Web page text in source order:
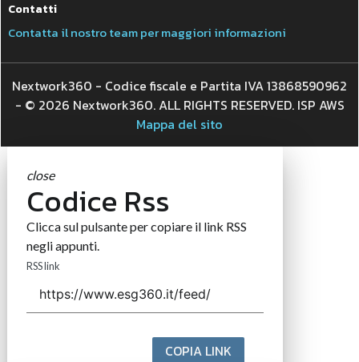
Contatti
Contatta il nostro team per maggiori informazioni
Nextwork360 - Codice fiscale e Partita IVA 13868590962
- © 2026 Nextwork360. ALL RIGHTS RESERVED. ISP AWS
Mappa del sito
close
Codice Rss
Clicca sul pulsante per copiare il link RSS
negli appunti.
RSS link
COPIA LINK